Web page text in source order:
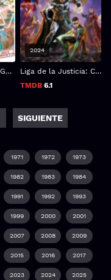
SPY x FAMILY CÓDIGO: Blanco
Liga de la Justicia: Crisis en Tierras Infinitas - Parte 2
TMDB6.1
2024
SIGUIENTE
1971 1972 1973
1982 1983 1984
1991 1992 1993
1999 2000 2001
2007 2008 2009
2015 2016 2017
2023 2024 2025